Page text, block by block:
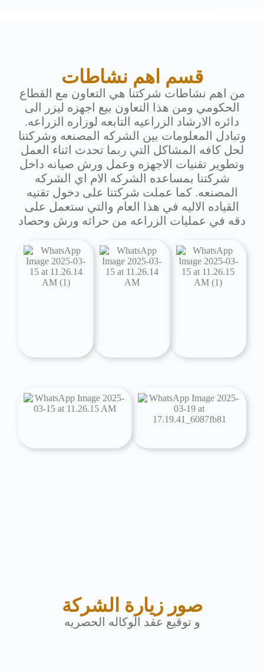
قسم اهم نشاطات
من اهم نشاطات شركتنا هي التعاون مع القطاع
الحكومي ومن هذا التعاون بيع اجهزه ليزر الى
دائره الارشاد الزراعيه التابعه لوزاره الزراعه.
وتبادل المعلومات بين الشركه المصنعه وشركتنا
لحل كافه المشاكل التي ربما تحدث اثناء العمل
وتطوير تقنيات الاجهزه وعمل ورش صيانه داخل
شركتنا بمساعده الشركه الام اي الشركه
المصنعه. كما عملت شركتنا على دخول تقنيه
القياده الاليه في هذا العام والتي ستعمل على
دقه في عمليات الزراعه من حراثه ورش وحصاد
صور زيارة الشركة
و توقيع عقد الوكاله الحصريه